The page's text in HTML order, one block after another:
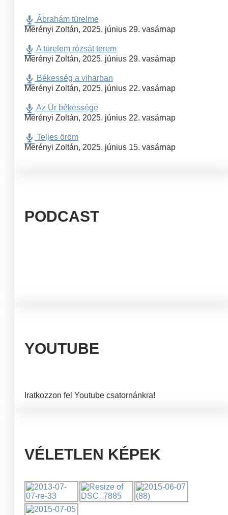
Ábrahám türelme
Merényi Zoltán, 2025. június 29. vasárnap
A türelem rózsát terem
Merényi Zoltán, 2025. június 29. vasárnap
Békesség a viharban
Merényi Zoltán, 2025. június 22. vasárnap
Az Úr békessége
Merényi Zoltán, 2025. június 22. vasárnap
Teljes öröm
Merényi Zoltán, 2025. június 15. vasárnap
PODCAST
YOUTUBE
Iratkozzon fel Youtube csatornánkra!
VÉLETLEN KÉPEK